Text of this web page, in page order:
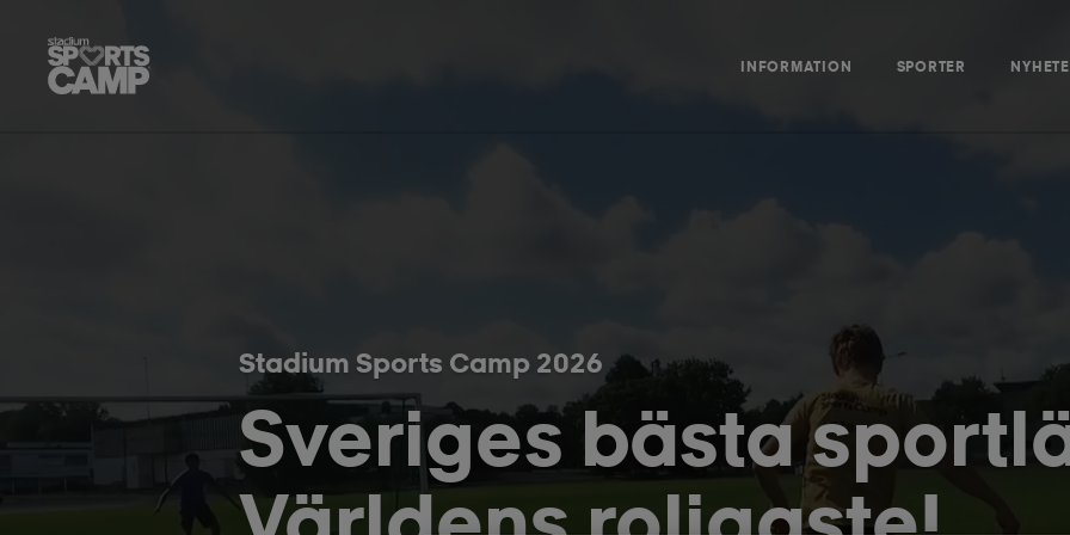
INFORMATION SPORTER
Stadium Sports Camp 2026
Sveriges bästa